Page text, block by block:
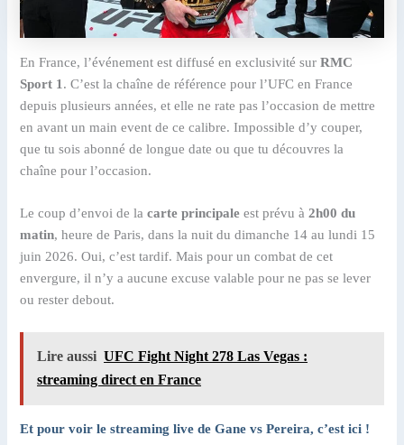
En France, l’événement est diffusé en exclusivité surRMC
Sport 1 . C’est la chaîne de référence pour l’UFC en France
depuis plusieurs années, et elle ne rate pas l’occasion de mettre
en avant un main event de ce calibre. Impossible d’y couper,
que tu sois abonné de longue date ou que tu découvres la
chaîne pour l’occasion.
Le coup d’envoi de lacarte principale est prévu à2h00 du
matin, heure de Paris, dans la nuit du dimanche 14 au lundi 15
juin 2026. Oui, c’est tardif. Mais pour un combat de cet
envergure, il n’y a aucune excuse valable pour ne pas se lever
ou rester debout.
Lire aussi UFC Fight Night 278 Las Vegas :
streaming direct en France
Et pour voir le streaming live de Gane vs Pereira, c’est ici !